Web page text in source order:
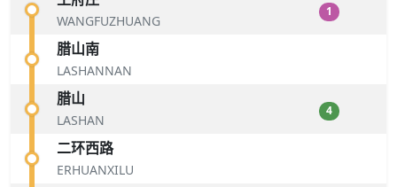
WANGFUZHUANG
1
腊山南
LASHANNAN
腊山
LASHAN
4
二环西路
ERHUANXILU